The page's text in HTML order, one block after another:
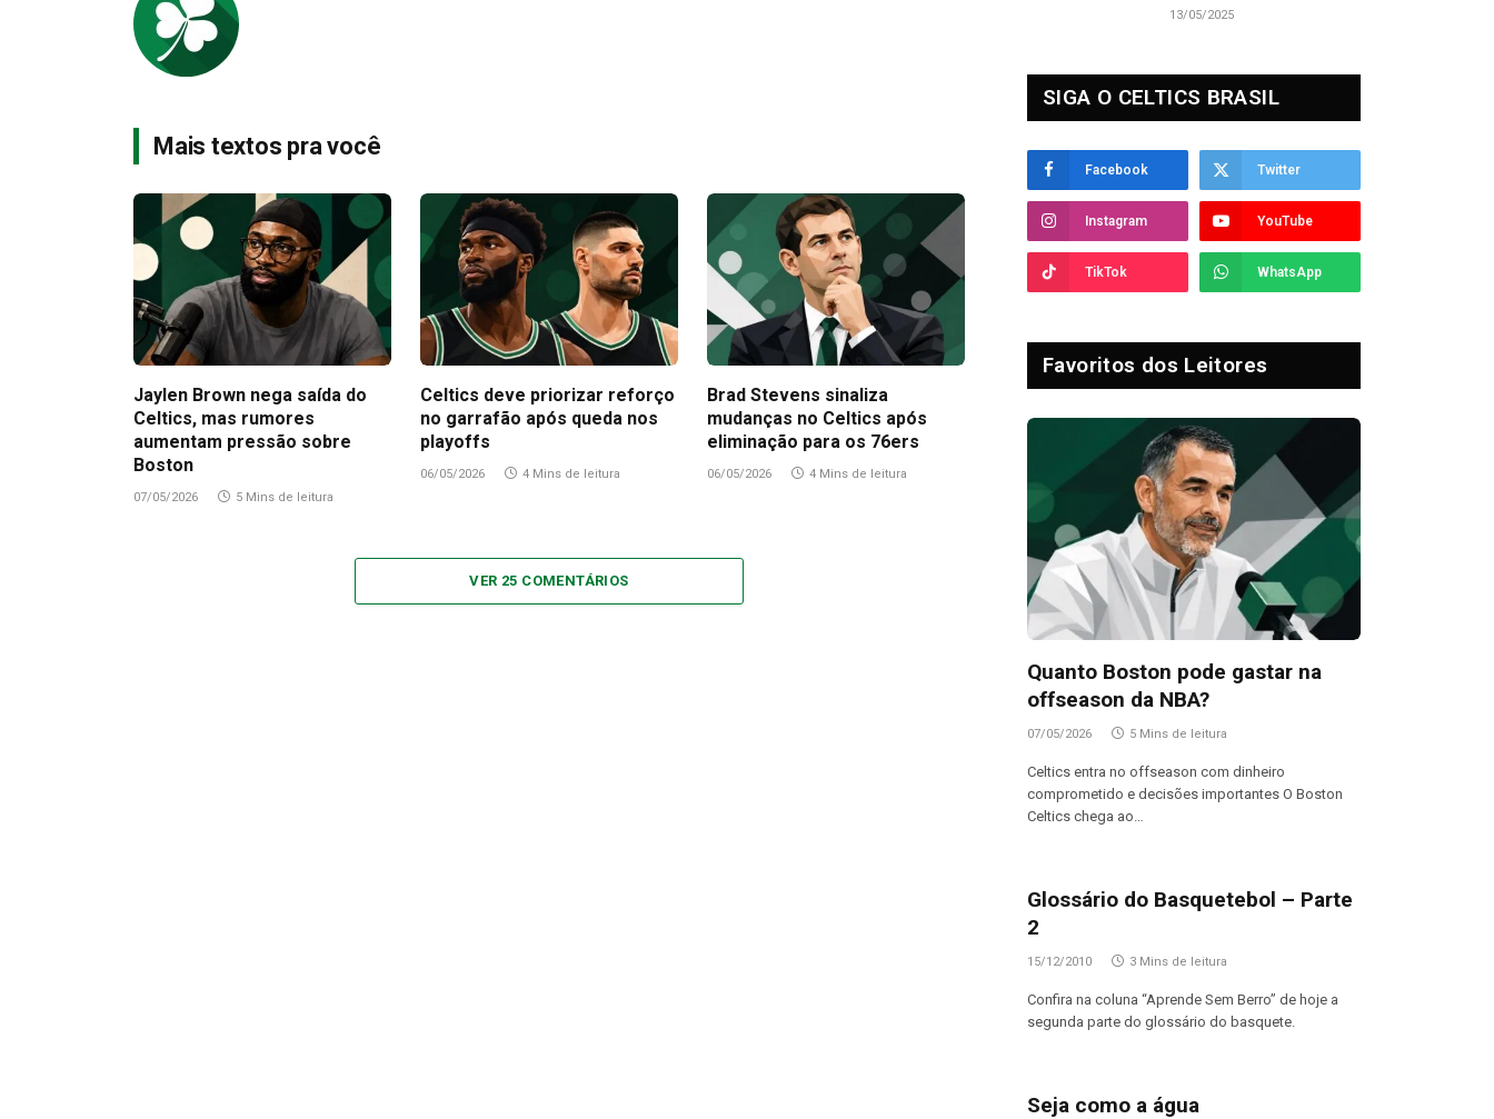
Mais textos pra você
Jaylen Brown nega saída do
Celtics, mas rumores
aumentam pressão sobre
Boston
07/05/2026 5 Mins de leitura
Celtics deve priorizar reforço
no garrafão após queda nos
playoffs
06/05/2026 4 Mins de leitura
Brad Stevens sinaliza
mudanças no Celtics após
eliminação para os 76ers
06/05/2026 4 Mins de leitura
VER 25 COMENTÁRIOS
13/05/2025
SIGA O CELTICS BRASIL
Facebook Twitter
Instagram YouTube
TikTok WhatsApp
Favoritos dos Leitores
Quanto Boston pode gastar na
offseason da NBA?
07/05/2026 5 Mins de leitura
Celtics entra no offseason com dinheiro
comprometido e decisões importantes O Boston
Celtics chega ao…
Glossário do Basquetebol – Parte
2
15/12/2010 3 Mins de leitura
Confira na coluna “Aprende Sem Berro” de hoje a
segunda parte do glossário do basquete.
Seja como a água